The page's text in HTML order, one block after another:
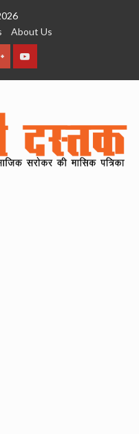
About Us
YouTube